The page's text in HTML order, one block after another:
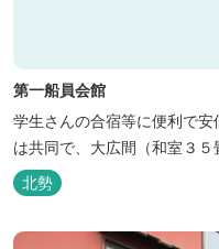
第一船員会館
学生さんの合宿等に便利で
は共同で、大広間（和室３５
北勢